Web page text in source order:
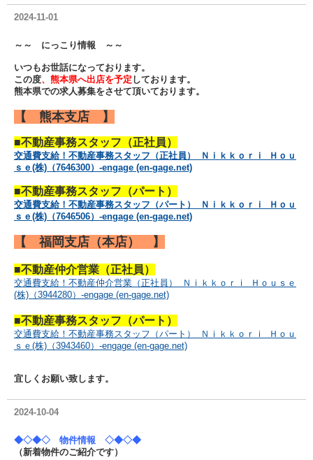
2024-11-01
～～ にっこり情報 ～～
いつもお世話になっております。
この度、熊本県へ出店を予定 しております。
熊本県での求人募集をさせて頂いております。
【 熊本支店 】
■不動産事務スタッフ（正社員）
交通費支給！不動産事務スタッフ（正社員） Ｎｉｋｋｏｒｉ Ｈｏｕ
ｓｅ(株)（7646300）-engage (en-gage.net)
■不動産事務スタッフ（パート）
交通費支給！不動産事務スタッフ（パート） Ｎｉｋｋｏｒｉ Ｈｏｕ
ｓｅ(株)（7646506）-engage (en-gage.net)
【 福岡支店（本店） 】
■不動産仲介営業（正社員）
交通費支給！不動産仲介営業（正社員） Ｎｉｋｋｏｒｉ Ｈｏｕｓｅ
(株)（3944280）-engage (en-gage.net)
■不動産事務スタッフ（パート）
交通費支給！不動産事務スタッフ（パート） Ｎｉｋｋｏｒｉ Ｈｏｕ
ｓｅ(株)（3943460）-engage (en-gage.net)
宜しくお願い致します。
2024-10-04
◆◇◆◇ 物件情報 ◇◆◇◆
（新着物件のご紹介です）